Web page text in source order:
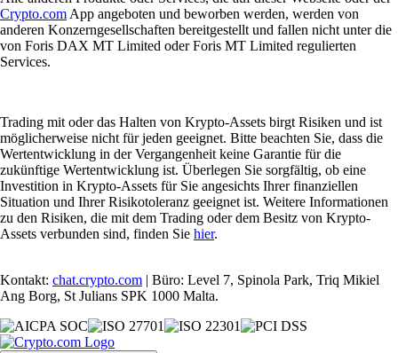
Crypto.com App angeboten und beworben werden, werden von
anderen Konzerngesellschaften bereitgestellt und fallen nicht unter die
von Foris DAX MT Limited oder Foris MT Limited regulierten
Services.
Trading mit oder das Halten von Krypto-Assets birgt Risiken und ist
möglicherweise nicht für jeden geeignet. Bitte beachten Sie, dass die
Wertentwicklung in der Vergangenheit keine Garantie für die
zukünftige Wertentwicklung ist. Überlegen Sie sorgfältig, ob eine
Investition in Krypto-Assets für Sie angesichts Ihrer finanziellen
Situation und Ihrer Risikotoleranz geeignet ist. Weitere Informationen
zu den Risiken, die mit dem Trading oder dem Besitz von Krypto-
Assets verbunden sind, finden Sie hier.
Kontakt: chat.crypto.com | Büro: Level 7, Spinola Park, Triq Mikiel
Ang Borg, St Julians SPK 1000 Malta.